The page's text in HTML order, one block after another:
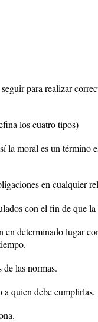
para realizar
los cuatro tipos)
la moral es un término
en cualquier
con el fin de que
en determinado lugar
las normas.
quien debe cumplirlas.